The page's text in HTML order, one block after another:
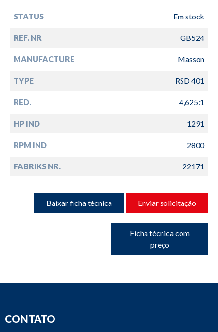
STATUS Em stock
REF. NR GB524
MANUFACTURE Masson
TYPE RSD 401
RED. 4,625:1
HP IND 1291
RPM IND 2800
FABRIKS NR. 22171
Baixar ficha técnica Enviar solicitação
Ficha técnica com
preço
CONTATO